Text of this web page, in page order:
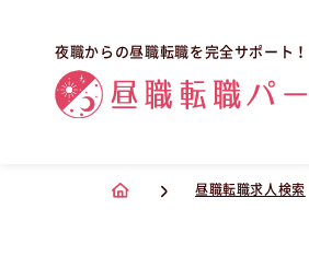
夜職からの昼職転職を完全サポート！
昼職転職求人検索